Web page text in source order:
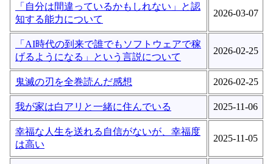
「自分は間違っているかもしれない」と認
知する能力について
2026-03-07
「AI時代の到来で誰でもソフトウェアで稼
げるようになる」という言説について
2026-02-25
鬼滅の刃を全巻読んだ感想 2026-02-25
我が家は白アリと一緒に住んでいる 2025-11-06
幸福な人生を送れる自信がないが、幸福度
は高い
2025-11-05